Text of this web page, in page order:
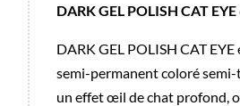
DARK GEL POLISH CAT EYE
DARK GEL POLISH CAT
semi-permanent coloré
un effet œil de chat profond,